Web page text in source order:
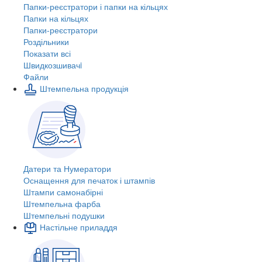
Папки-реєстратори і папки на кільцях
Папки на кільцях
Папки-реєстратори
Роздільники
Показати всі
Швидкозшивачi
Файли
Штемпельна продукція
Датери та Нумератори
Оснащення для печаток і штампів
Штампи самонабірні
Штемпельна фарба
Штемпельні подушки
Настільне приладдя